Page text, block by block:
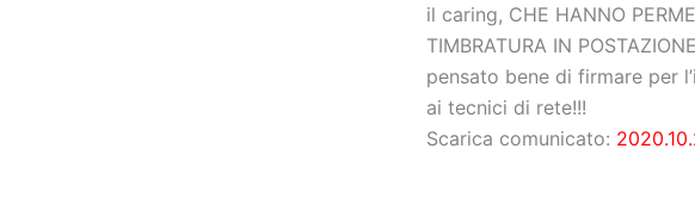
il caring, CHE HANNO
TIMBRATURA IN
pensato bene di firmare per
ai tecnici di rete!!!
Scarica comunicato: